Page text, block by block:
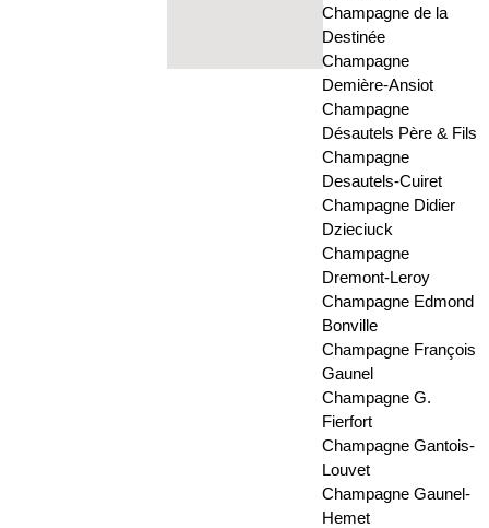
Champagne de la
Destinée
Champagne
Demière-Ansiot
Champagne
Désautels Père & Fils
Champagne
Desautels-Cuiret
Champagne Didier
Dzieciuck
Champagne
Dremont-Leroy
Champagne Edmond
Bonville
Champagne François
Gaunel
Champagne G.
Fierfort
Champagne Gantois-
Louvet
Champagne Gaunel-
Hemet